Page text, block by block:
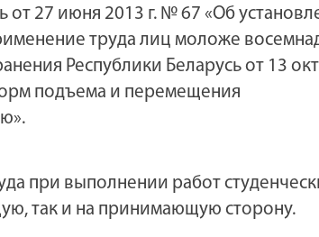
27 июня 2013 г. № 67 «Об
труда лиц моложе
Республики Беларусь от 13
подъема и перемещения
при выполнении работ
так и на принимающую сторону.